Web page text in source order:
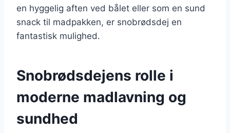
en hyggelig aften ved bålet eller som en sund
snack til madpakken, er snobrødsdej en
fantastisk mulighed.
Snobrødsdejens rolle i
moderne madlavning og
sundhed